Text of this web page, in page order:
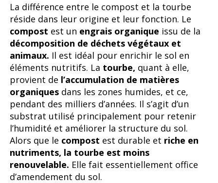
La différence entre le compost et la tourbe
réside dans leur origine et leur fonction. Le
compost est un engrais organique issu de la
décomposition de déchets végétaux et
animaux. Il est idéal pour enrichir le sol en
éléments nutritifs. La tourbe, quant à elle,
provient de l’accumulation de matières
organiques dans les zones humides, et ce,
pendant des milliers d’années. Il s’agit d’un
substrat utilisé principalement pour retenir
l’humidité et améliorer la structure du sol.
Alors que le compost est durable et riche en
nutriments, la tourbe est moins
renouvelable. Elle fait essentiellement office
d’amendement du sol.